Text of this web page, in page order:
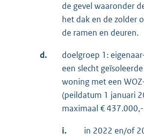
de gevel waaronder
het dak en de zolder
de ramen en deuren.
d.
doelgroep 1:
een slecht
woning met een
(peildatum 1 januari
maximaal €
i.
in 2022 en/of